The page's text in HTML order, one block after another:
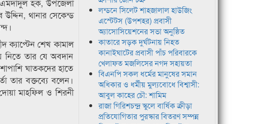
এমদাদুল হক, উপজেলা
থানার সেকেন্ড
ক্যাপ্টেন শেখ কামাল
নিতে তার যে অবদান
ঘাতকদের হাতে
তার বক্তব্যে বলেন।
মাহফিল ও শিরনী
লন্ডনে সিলেট শাহজালাল হাউজিং
এস্টেটস (উপশহর) প্রবাসী
অ্যাসোসিয়েশনের সভা অনুষ্ঠিত
কাতারে সড়ক দুর্ঘটনায় নিহত
কানাইঘাটের প্রবাসী পাঁচ পরিবারকে
খেলাফত মজলিসের নগদ সহায়তা
বিএনপি সকল ধর্মের মানুষের সমান
অধিকার ও ধর্মীয় মুল্যবোধে বিশ্বাসী:
আবুল কাহের চৌ: শামিম
রাজা গিরিশচন্দ্র স্কুলে বার্ষিক ক্রীড়া
প্রতিযোগিতার পুরস্কার বিতরণ সম্পন্ন